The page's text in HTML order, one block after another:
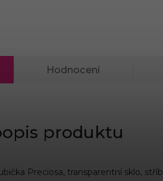
Hodnocení
produktu
Preciosa, transparentní sklo,